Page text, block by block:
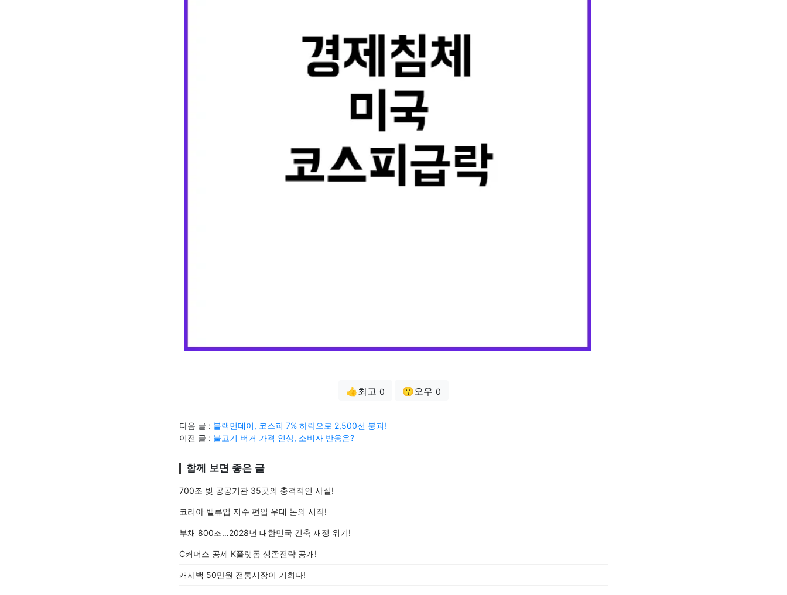
👍최고 0 😗오우 0
다음 글 : 블랙먼데이, 코스피 7% 하락으로 2,500선 붕괴!
이전 글 : 불고기 버거 가격 인상, 소비자 반응은?
함께 보면 좋은 글
700조 빚 공공기관 35곳의 충격적인 사실!
코리아 밸류업 지수 편입 우대 논의 시작!
부채 800조…2028년 대한민국 긴축 재정 위기!
C커머스 공세 K플랫폼 생존전략 공개!
캐시백 50만원 전통시장이 기회다!